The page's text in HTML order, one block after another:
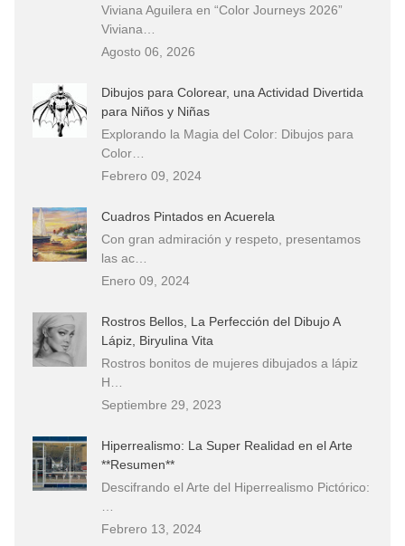
Viviana Aguilera en “Color Journeys 2026”
Viviana…
Agosto 06, 2026
Dibujos para Colorear, una Actividad Divertida
para Niños y Niñas
Explorando la Magia del Color: Dibujos para
Color…
Febrero 09, 2024
Cuadros Pintados en Acuerela
Con gran admiración y respeto, presentamos
las ac…
Enero 09, 2024
Rostros Bellos, La Perfección del Dibujo A
Lápiz, Biryulina Vita
Rostros bonitos de mujeres dibujados a lápiz
H…
Septiembre 29, 2023
Hiperrealismo: La Super Realidad en el Arte
**Resumen**
Descifrando el Arte del Hiperrealismo Pictórico:
Febrero 13, 2024